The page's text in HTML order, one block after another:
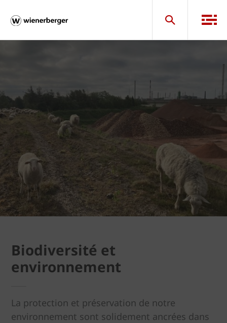
Biodiversité et
environnement
La protection et préservation de notre
environnement sont solidement ancrées dans